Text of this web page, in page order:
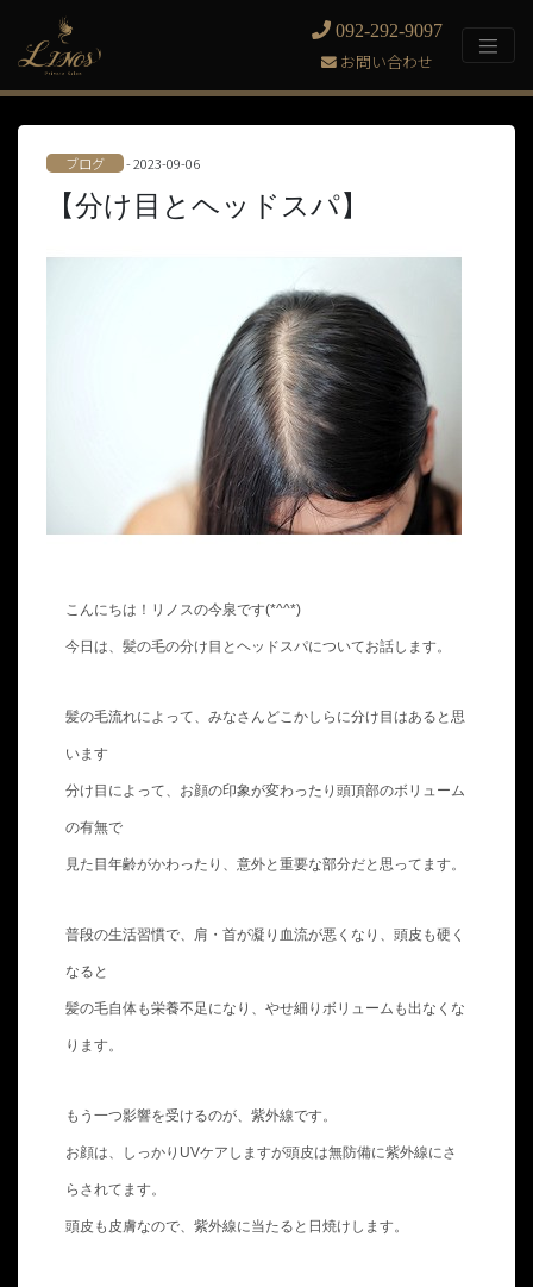
092-292-9097
お問い合わせ
ブログ - 2023-09-06
【分け目とヘッドスパ】
こんにちは！リノスの今泉です(*^^*)
今日は、髪の毛の分け目とヘッドスパについてお話します。
髪の毛流れによって、みなさんどこかしらに分け目はあると思
います
分け目によって、お顔の印象が変わったり頭頂部のボリューム
の有無で
見た目年齢がかわったり、意外と重要な部分だと思ってます。
普段の生活習慣で、肩・首が凝り血流が悪くなり、頭皮も硬く
なると
髪の毛自体も栄養不足になり、やせ細りボリュームも出なくな
ります。
もう一つ影響を受けるのが、紫外線です。
お顔は、しっかりUVケアしますが頭皮は無防備に紫外線にさ
らされてます。
頭皮も皮膚なので、紫外線に当たると日焼けします。